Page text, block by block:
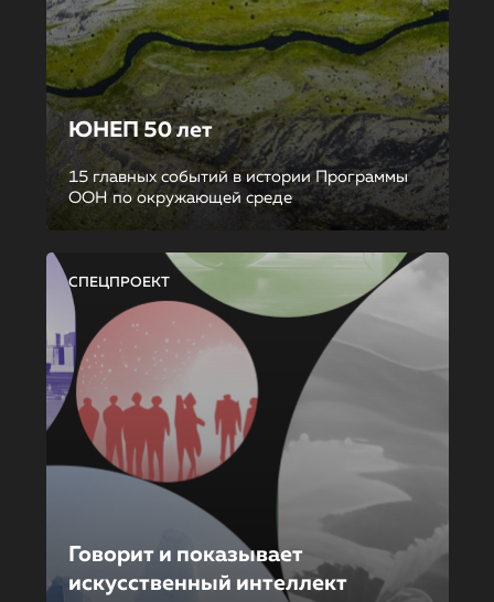
ЮНЕП 50 лет
15 главных событий в истории Программы
ООН по окружающей среде
СПЕЦПРОЕКТ
Говорит и показывает
искусственный интеллект